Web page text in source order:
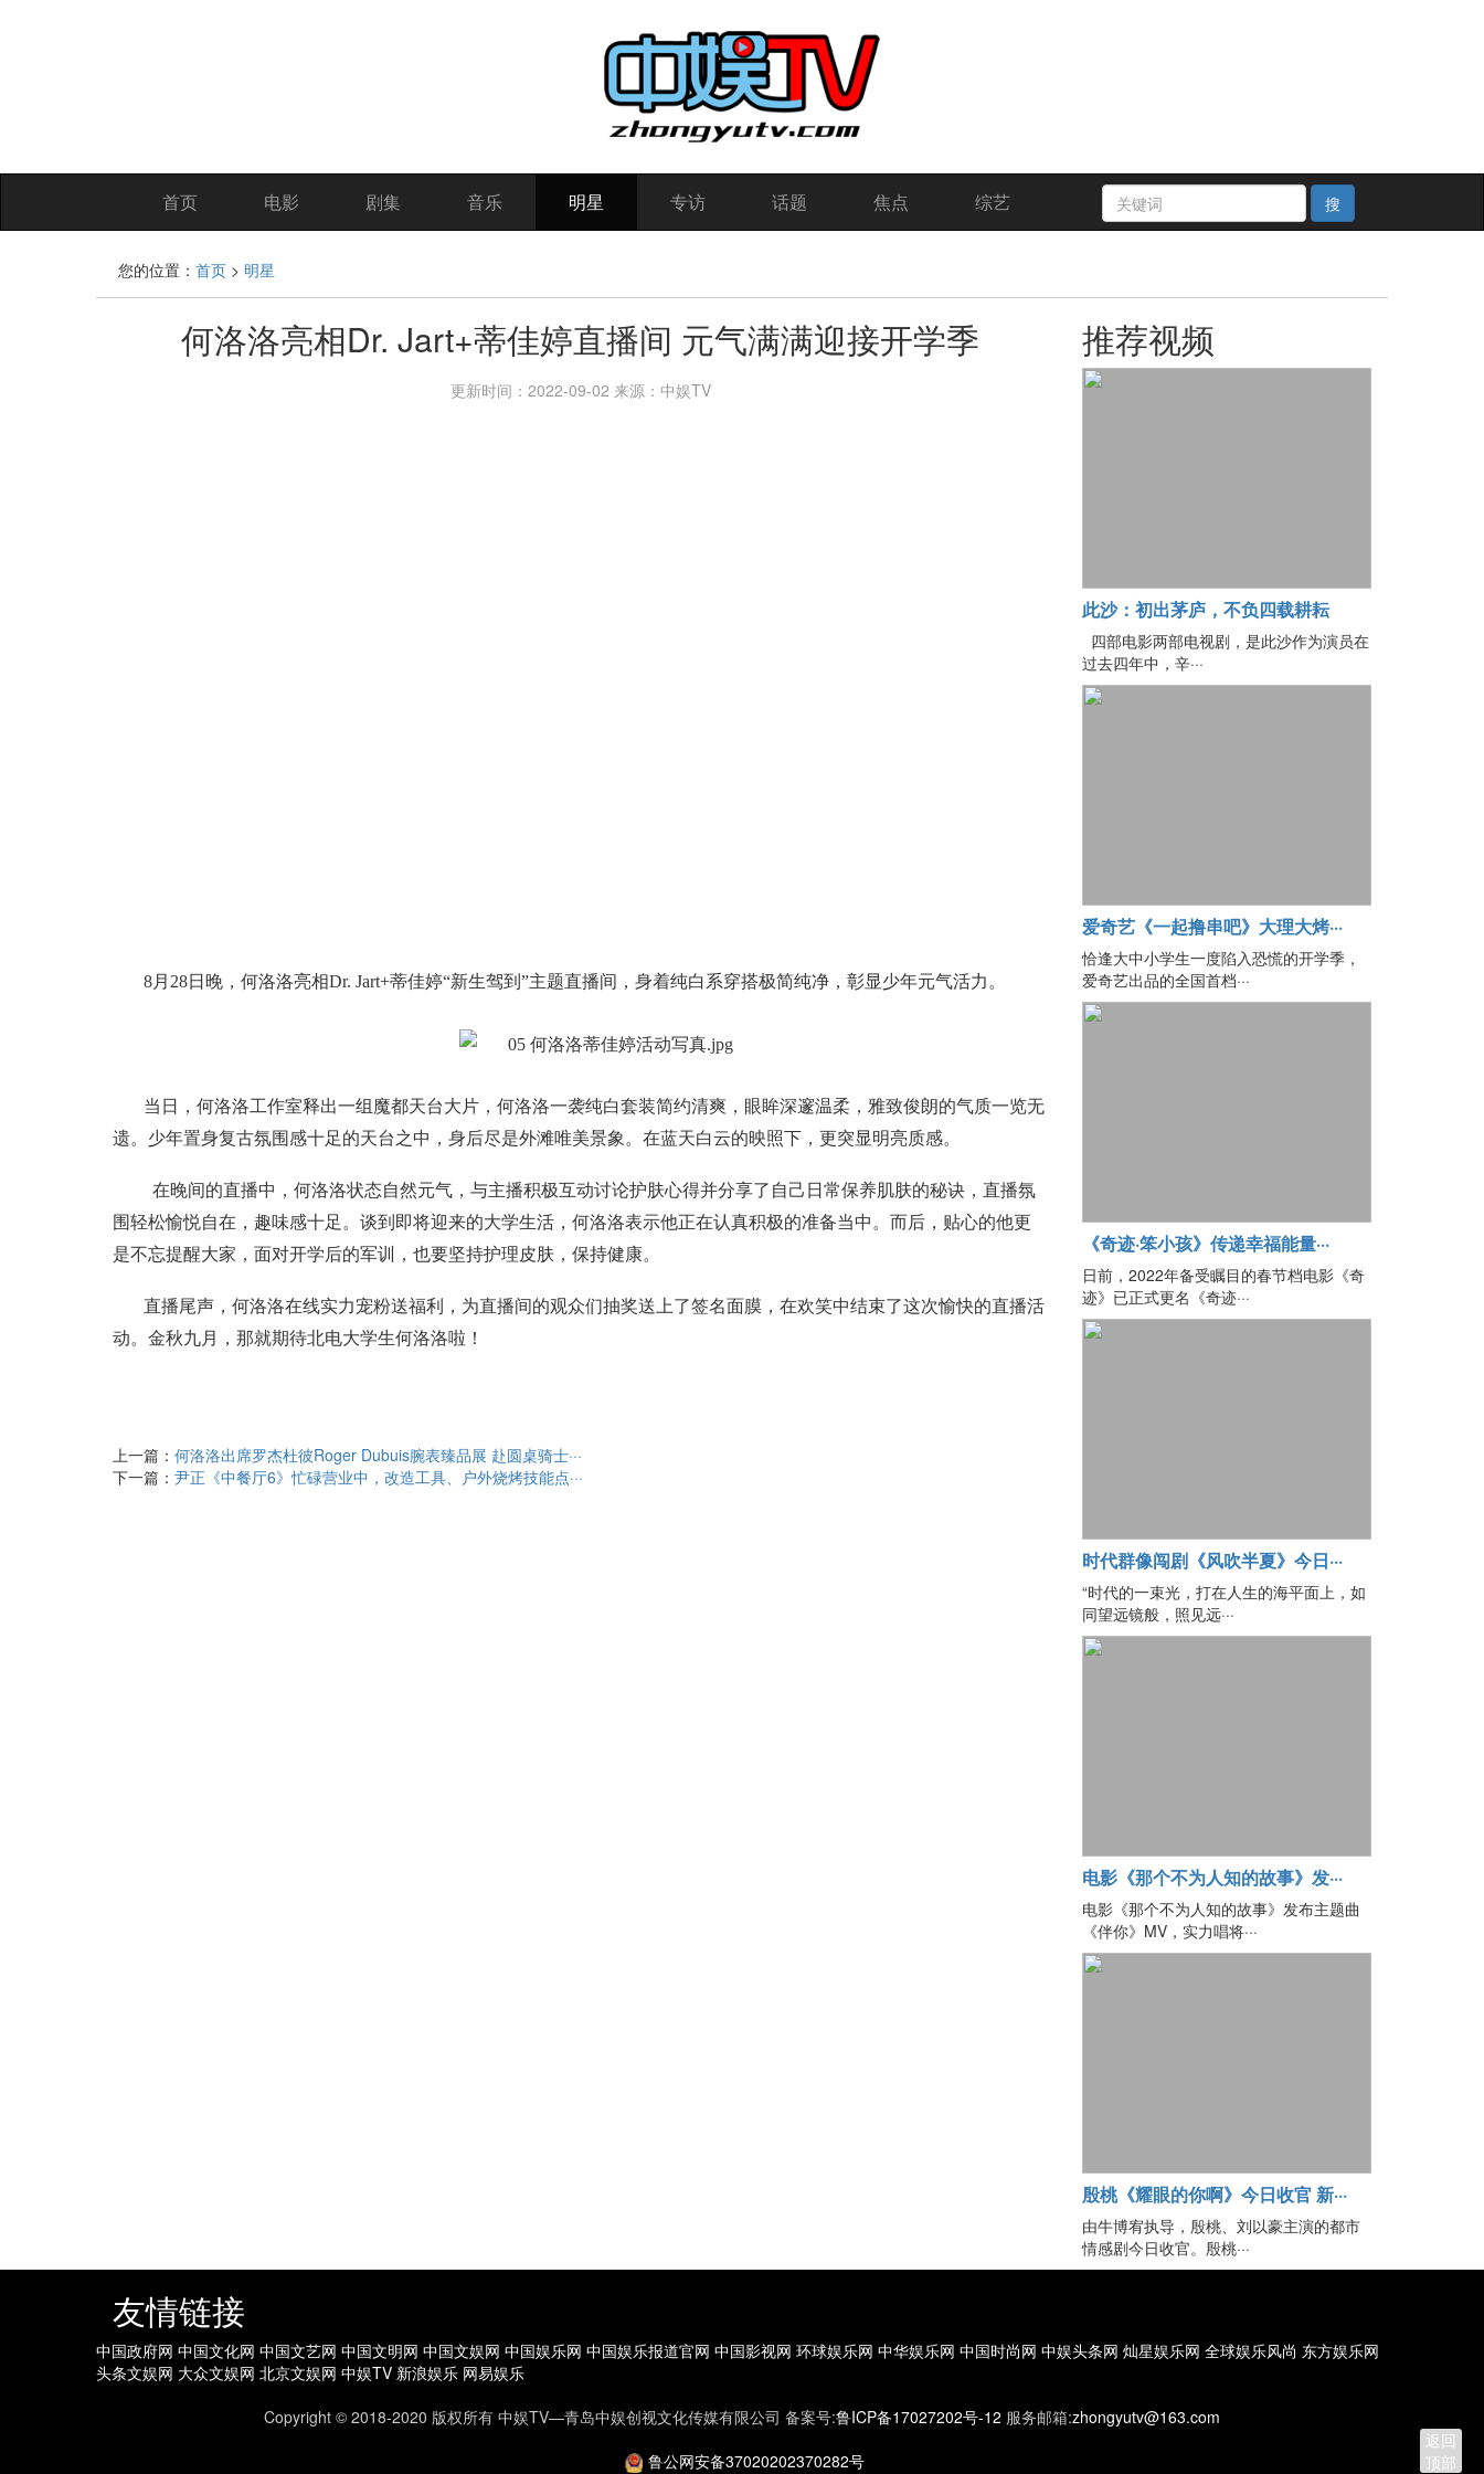
首页 电影 剧集 音乐 明星 专访 话题 焦点 综艺 搜
您的位置： 首页 > 明星
何洛洛亮相Dr. Jart+蒂佳婷直播间 元气满满迎接开学季
更新时间：2022-09-02 来源：中娱TV
8月28日晚，何洛洛亮相Dr. Jart+蒂佳婷“新生驾到”主题直播间，身着纯白系穿搭极简纯净，彰显少年元气活力。
当日，何洛洛工作室释出一组魔都天台大片，何洛洛一袭纯白套装简约清爽，眼眸深邃温柔，雅致俊朗的气质一览无
遗。少年置身复古氛围感十足的天台之中，身后尽是外滩唯美景象。在蓝天白云的映照下，更突显明亮质感。
在晚间的直播中，何洛洛状态自然元气，与主播积极互动讨论护肤心得并分享了自己日常保养肌肤的秘诀，直播氛
围轻松愉悦自在，趣味感十足。谈到即将迎来的大学生活，何洛洛表示他正在认真积极的准备当中。而后，贴心的他更
是不忘提醒大家，面对开学后的军训，也要坚持护理皮肤，保持健康。
直播尾声，何洛洛在线实力宠粉送福利，为直播间的观众们抽奖送上了签名面膜，在欢笑中结束了这次愉快的直播活
动。金秋九月，那就期待北电大学生何洛洛啦！
上一篇： 何洛洛出席罗杰杜彼Roger Dubuis腕表臻品展 赴圆桌骑士···
下一篇： 尹正《中餐厅6》忙碌营业中，改造工具、户外烧烤技能点···
推荐视频
此沙：初出茅庐，不负四载耕耘
四部电影两部电视剧，是此沙作为演员在
过去四年中，辛···
爱奇艺《一起撸串吧》大理大烤···
恰逢大中小学生一度陷入恐慌的开学季，
爱奇艺出品的全国首档···
《奇迹·笨小孩》传递幸福能量···
日前，2022年备受瞩目的春节档电影《奇
迹》已正式更名《奇迹···
时代群像闯剧《风吹半夏》今日···
“时代的一束光，打在人生的海平面上，如
同望远镜般，照见远···
电影《那个不为人知的故事》发···
电影《那个不为人知的故事》发布主题曲
《伴你》MV，实力唱将···
殷桃《耀眼的你啊》今日收官 新···
由牛博宥执导，殷桃、刘以豪主演的都市
情感剧今日收官。殷桃···
友情链接
中国政府网 中国文化网 中国文艺网 中国文明网 中国文娱网 中国娱乐网 中国娱乐报道官网 中国影视网 环球娱乐网 中华娱乐网 中国时尚网 中娱头条网 灿星娱乐网 全球娱乐风尚 东方娱乐网
头条文娱网 大众文娱网 北京文娱网 中娱TV 新浪娱乐 网易娱乐
Copyright © 2018-2020 版权所有 中娱TV—青岛中娱创视文化传媒有限公司 备案号:鲁ICP备17027202号-12 服务邮箱:zhongyutv@163.com
鲁公网安备37020202370282号
返回
顶部